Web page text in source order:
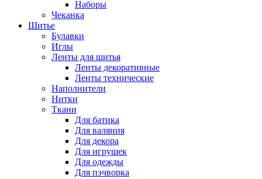
Наборы
Чеканка
Шитье
Булавки
Иглы
Ленты для шитья
Ленты декоративные
Ленты технические
Наполнители
Нитки
Ткани
Для батика
Для валяния
Для декора
Для игрушек
Для одежды
Для пэчворка